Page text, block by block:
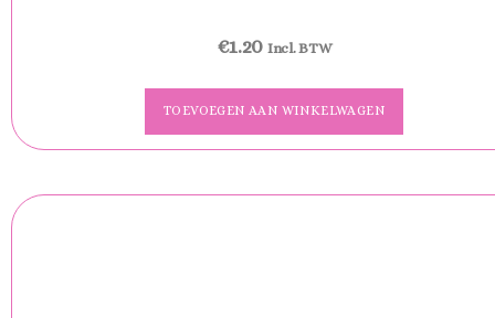
€1.20 Incl. BTW
TOEVOEGEN AAN WINKELWAGEN